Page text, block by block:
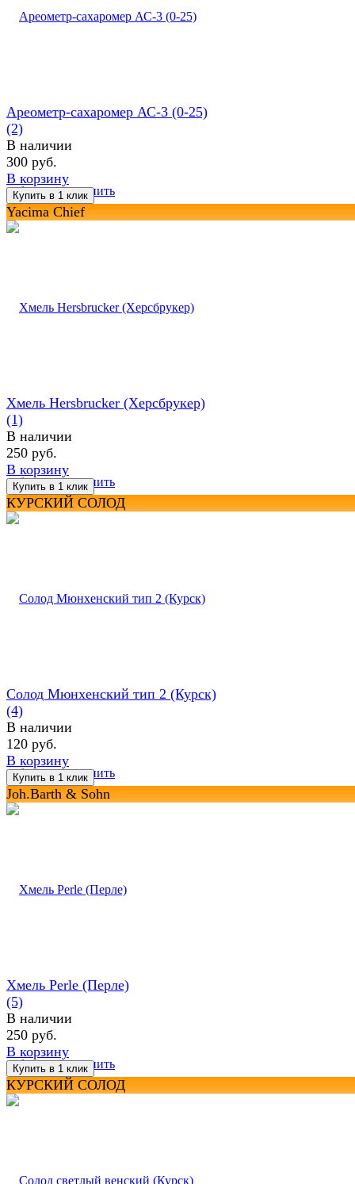
избранное сравнить
Ареометр-сахаромер АС-3 (0-25)
(2)
В наличии
300 руб.
В корзину
Yacima Chief
избранное сравнить
Хмель Hersbrucker (Херсбрукер)
(1)
В наличии
250 руб.
В корзину
КУРСКИЙ СОЛОД
избранное сравнить
Солод Мюнхенский тип 2 (Курск)
(4)
В наличии
120 руб.
В корзину
Joh.Barth & Sohn
избранное сравнить
Хмель Perle (Перле)
(5)
В наличии
250 руб.
В корзину
КУРСКИЙ СОЛОД